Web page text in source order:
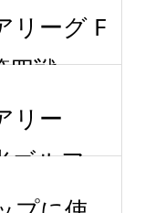
リーグ F
四戦
リー
ルフ...